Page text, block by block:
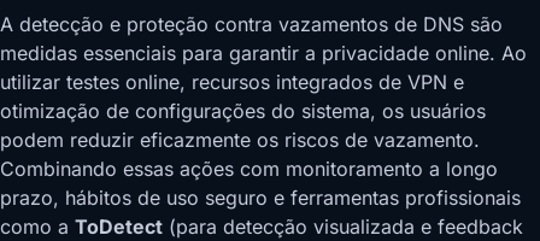
A detecção e proteção contra vazamentos de DNS são
medidas essenciais para garantir a privacidade online. Ao
utilizar testes online, recursos integrados de VPN e
otimização de configurações do sistema, os usuários
podem reduzir eficazmente os riscos de vazamento.
Combinando essas ações com monitoramento a longo
prazo, hábitos de uso seguro e ferramentas profissionais
como a ToDetect (para detecção visualizada e feedback